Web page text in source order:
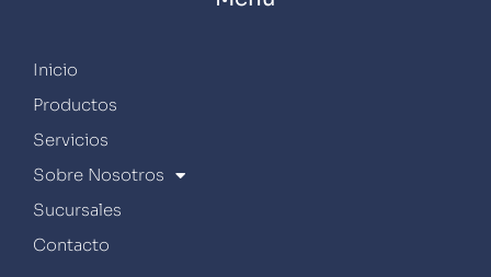
Inicio
Productos
Servicios
Sobre Nosotros
Sucursales
Contacto